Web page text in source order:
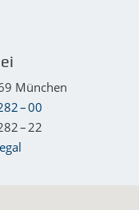
München
– 00
– 22